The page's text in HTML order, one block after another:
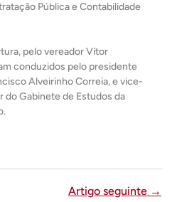
Pública e Contabilidade
pelo vereador Vítor
conduzidos pelo presidente
Alveirinho Correia, e vice-
Gabinete de Estudos da
Artigo seguinte →